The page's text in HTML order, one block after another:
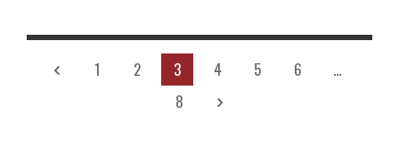
1 2 3 4 5 6
…
8